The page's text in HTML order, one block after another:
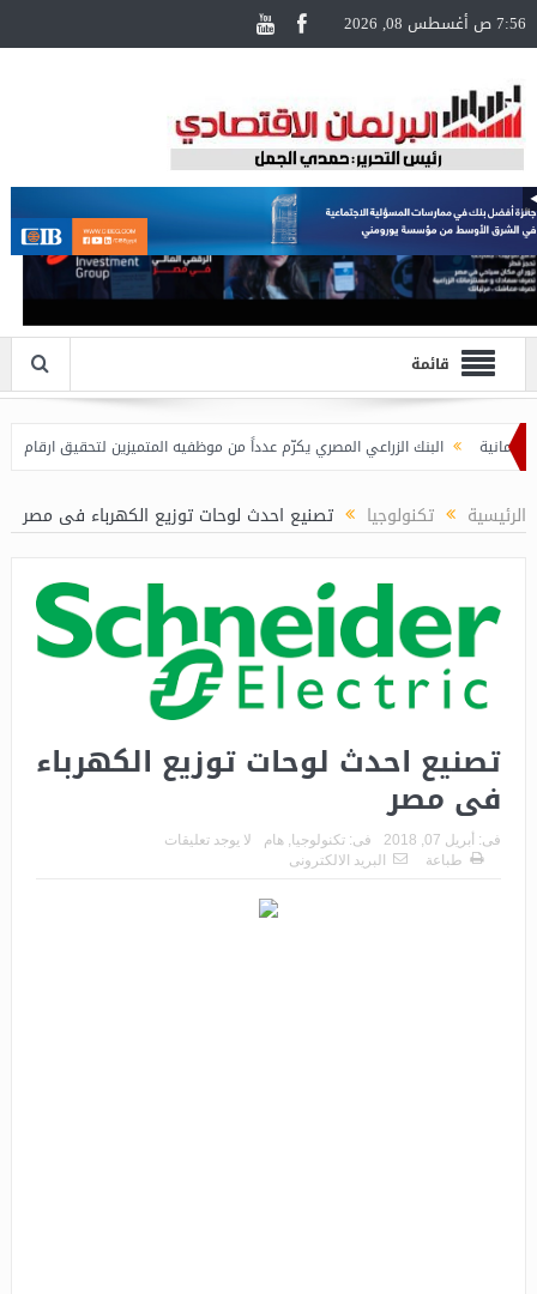
7:56 ص أغسطس 08, 2026
قائمة
البنك الزراعي المصري يكرّم عدداً من موظفيه المتميزين لتحقيق ارقام
الرئيسية تكنولوجيا تصنيع احدث لوحات توزيع الكهرباء فى مصر
تصنيع احدث لوحات توزيع الكهرباء
فى مصر
فى: أبريل 07, 2018 فى: تكنولوجيا هام
لا يوجد تعليقات
طباعة
البريد الالكترونى